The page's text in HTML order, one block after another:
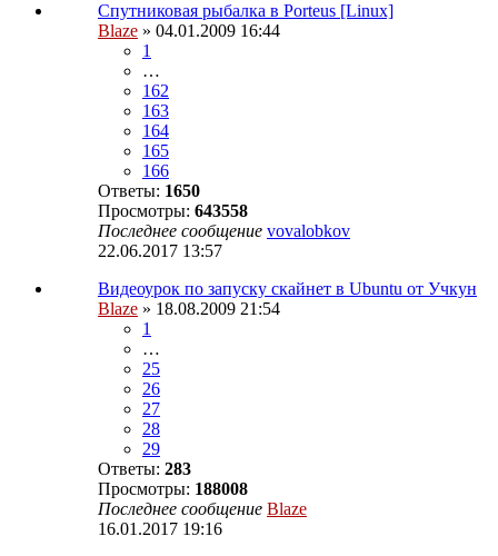
Спутниковая рыбалка в Porteus [Linux]
Blaze » 04.01.2009 16:44
1
…
162
163
164
165
166
Ответы: 1650
Просмотры: 643558
Последнее сообщение vovalobkov
22.06.2017 13:57
Видеоурок по запуску скайнет в Ubuntu от Учкун
Blaze » 18.08.2009 21:54
1
…
25
26
27
28
29
Ответы: 283
Просмотры: 188008
Последнее сообщение Blaze
16.01.2017 19:16